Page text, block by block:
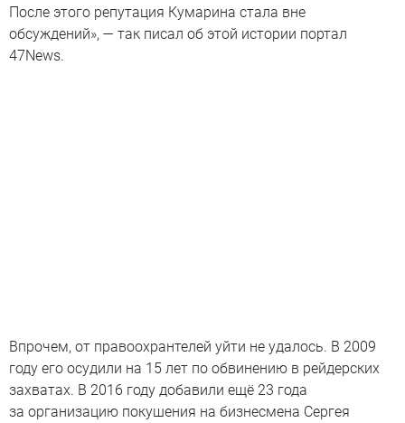
После этого репутация Кумарина стала вне
обсуждений», — так писал об этой истории портал
47News.
Впрочем, от правоохрантелей уйти не удалось. В 2009
году его осудили на 15 лет по обвинению в рейдерских
захватах. В 2016 году добавили ещё 23 года
за организацию покушения на бизнесмена Сергея